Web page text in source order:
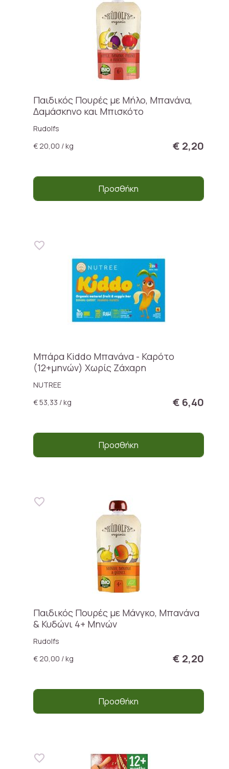
Παιδικός Πουρές με Μήλο, Μπανάνα,
Δαμάσκηνο και Μπισκότο
Rudolfs
€ 20,00 / kg
€ 2,20
Προσθήκη
Μπάρα Kiddo Μπανάνα - Καρότο
(12+μηνών) Χωρίς Ζάχαρη
NUTREE
€ 53,33 / kg
€ 6,40
Προσθήκη
Παιδικός Πουρές με Μάνγκο, Μπανάνα
& Κυδώνι 4+ Μηνών
Rudolfs
€ 20,00 / kg
€ 2,20
Προσθήκη